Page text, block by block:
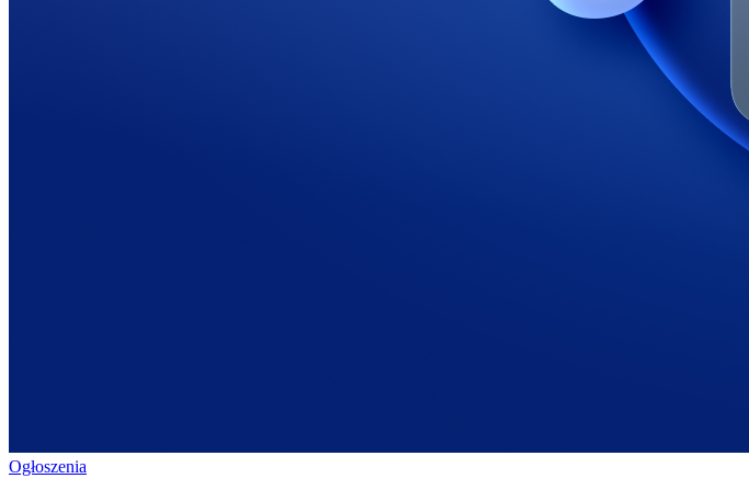
Ogłoszenia